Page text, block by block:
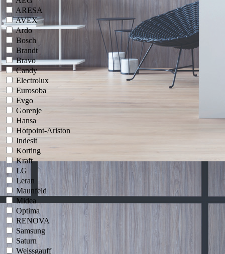
ARESA
AVEX
Ardo
Bosch
Brandt
Bravo
Candy
Electrolux
Eurosoba
Evgo
Gorenje
Hansa
Hotpoint-Ariston
Indesit
Korting
Kraft
LG
Leran
Maunfeld
Midea
Optima
RENOVA
Samsung
Saturn
Weissgauff